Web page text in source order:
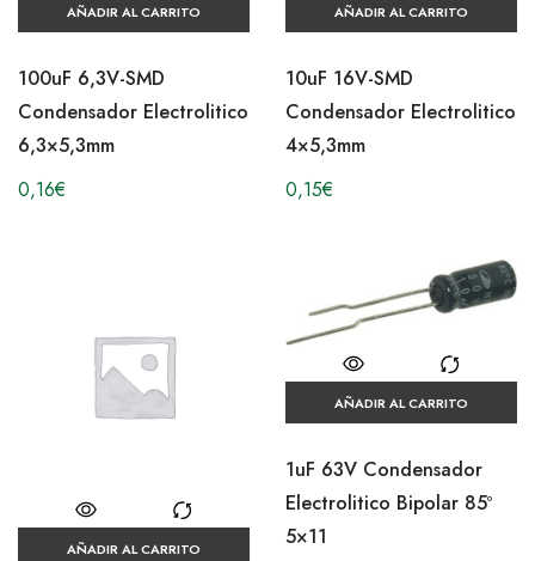
AÑADIR AL CARRITO
100uF 6,3V-SMD
Condensador Electrolitico
6,3×5,3mm
0,16€
AÑADIR AL CARRITO
10uF 16V-SMD
Condensador Electrolitico
4×5,3mm
0,15€
AÑADIR AL CARRITO
AÑADIR AL CARRITO
1uF 63V Condensador
Electrolitico Bipolar 85º
5×11